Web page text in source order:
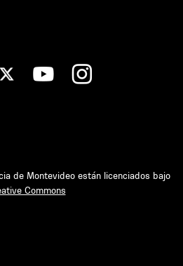
de Montevideo están licenciados bajo
Commons